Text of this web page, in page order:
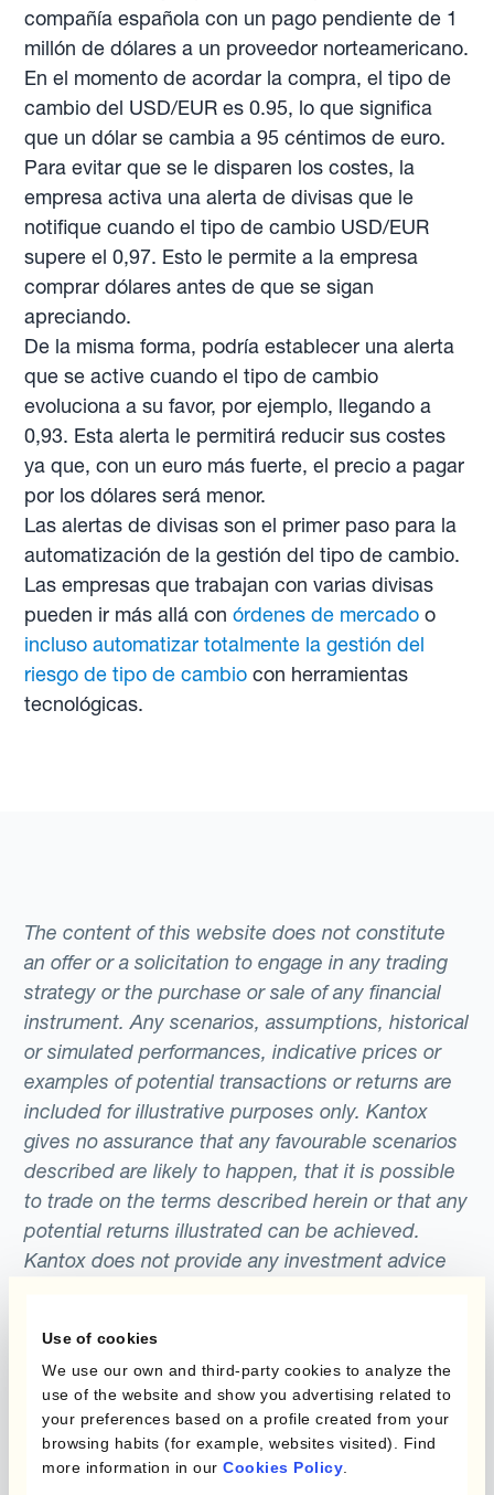
Use of cookies
We use our own and third-party cookies to analyze the
use of the website and show you advertising related to
your preferences based on a profile created from your
browsing habits (for example, websites visited). Find
more information in our Cookies Policy
compañía española con un pago pendiente de 1
millón de dólares a un proveedor norteamericano.
En el momento de acordar la compra, el tipo de
cambio del USD/EUR es 0.95, lo que significa
que un dólar se cambia a 95 céntimos de euro.
Para evitar que se le disparen los costes, la
empresa activa una alerta de divisas que le
notifique cuando el tipo de cambio USD/EUR
supere el 0,97. Esto le permite a la empresa
comprar dólares antes de que se sigan
apreciando.
De la misma forma, podría establecer una alerta
que se active cuando el tipo de cambio
evoluciona a su favor, por ejemplo, llegando a
0,93. Esta alerta le permitirá reducir sus costes
ya que, con un euro más fuerte, el precio a pagar
por los dólares será menor.
Las alertas de divisas son el primer paso para la
automatización de la gestión del tipo de cambio.
Las empresas que trabajan con varias divisas
pueden ir más allá conórdenes de mercado o
incluso automatizar totalmente la gestión del
riesgo de tipo de cambio con herramientas
tecnológicas.
The content of this website does not constitute
an offer or a solicitation to engage in any trading
strategy or the purchase or sale of any financial
instrument. Any scenarios, assumptions, historical
or simulated performances, indicative prices or
examples of potential transactions or returns are
included for illustrative purposes only. Kantox
gives no assurance that any favourable scenarios
described are likely to happen, that it is possible
to trade on the terms described herein or that any
potential returns illustrated can be achieved.
Kantox does not provide any investment advice